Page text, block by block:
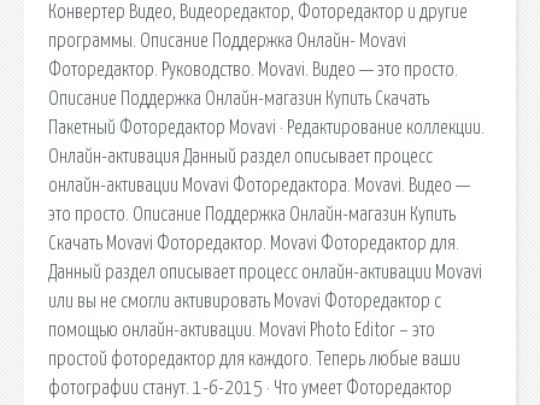
Конвертер Видео, Видеоредактор, Фоторедактор и другие
программы. Описание Поддержка Онлайн- Movavi
Фоторедактор. Руководство. Movavi. Видео — это просто.
Описание Поддержка Онлайн-магазин Купить Скачать
Пакетный Фоторедактор Movavi · Редактирование коллекции.
Онлайн-активация Данный раздел описывает процесс
онлайн-активации Movavi Фоторедактора. Movavi. Видео —
это просто. Описание Поддержка Онлайн-магазин Купить
Скачать Movavi Фоторедактор. Movavi Фоторедактор для.
Данный раздел описывает процесс онлайн-активации Movavi
или вы не смогли активировать Movavi Фоторедактор с
помощью онлайн-активации. Movavi Photo Editor – это
простой фоторедактор для каждого. Теперь любые ваши
фотографии станут. 1-6-2015 · Что умеет Фоторедактор